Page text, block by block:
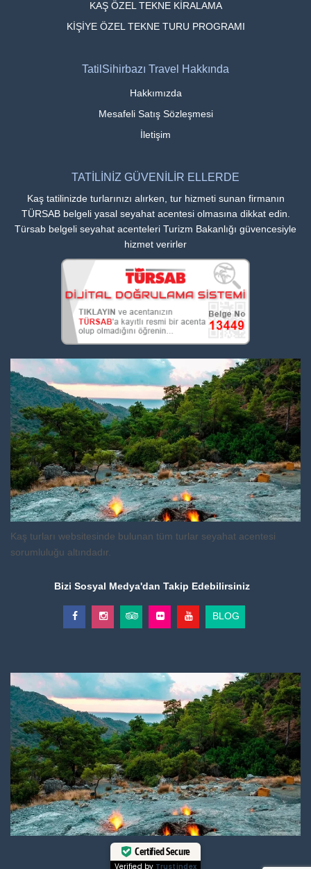
KAŞ ÖZEL TEKNE KİRALAMA
KİŞİYE ÖZEL TEKNE TURU PROGRAMI
TatilSihirbazı Travel Hakkında
Hakkımızda
Mesafeli Satış Sözleşmesi
İletişim
TATİLİNİZ GÜVENİLİR ELLERDE
Kaş tatilinizde turlarınızı alırken, tur hizmeti sunan firmanın
TÜRSAB belgeli yasal seyahat acentesi olmasına dikkat edin.
Türsab belgeli seyahat acenteleri Turizm Bakanlığı güvencesiyle
hizmet verirler
Kaş turları websitesinde bulunan tüm turlar seyahat acentesi
sorumluluğu altındadır.
Bizi Sosyal Medya'dan Takip Edebilirsiniz
BLOG
Certified Secure
Verified by Trustindex